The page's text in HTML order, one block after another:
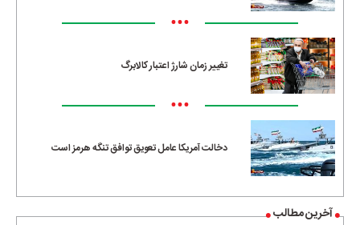
•••
تغییر زمان شارژ اعتبار کالابرگ
•••
دخالت آمریکا عامل تعویق توافق تنگه هرمز است
آخرین مطالب